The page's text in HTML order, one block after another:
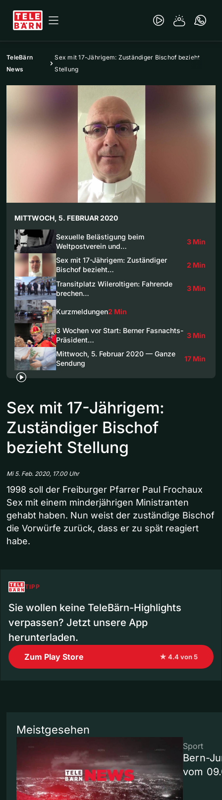
TeleBärn
News
Sex mit 17-Jährigem: Zuständiger Bischof bezieht
Stellung
MITTWOCH, 5. FEBRUAR 2020
Sexuelle Belästigung beim
Weltpostverein und…
3 Min
Sex mit 17-Jährigem: Zuständiger
Bischof bezieht…
2 Min
Transitplatz Wileroltigen: Fahrende
brechen…
3 Min
Kurzmeldungen2 Min
3 Wochen vor Start: Berner Fasnachts-
Präsident…
3 Min
Mittwoch, 5. Februar 2020 — Ganze
Sendung
17 Min
Sex mit 17-Jährigem:
Zuständiger Bischof
bezieht Stellung
Mi 5. Feb. 2020, 17.00 Uhr
1998 soll der Freiburger Pfarrer Paul Frochaux
Sex mit einem minderjährigen Ministranten
gehabt haben. Nun weist der zuständige Bischof
die Vorwürfe zurück, dass er zu spät reagiert
habe.
TIPP
Sie wollen keine TeleBärn-Highlights
verpassen? Jetzt unsere App
herunterladen.
Zum Play Store ★ 4.4 von 5
Meistgesehen
Sport
Bern-
vom